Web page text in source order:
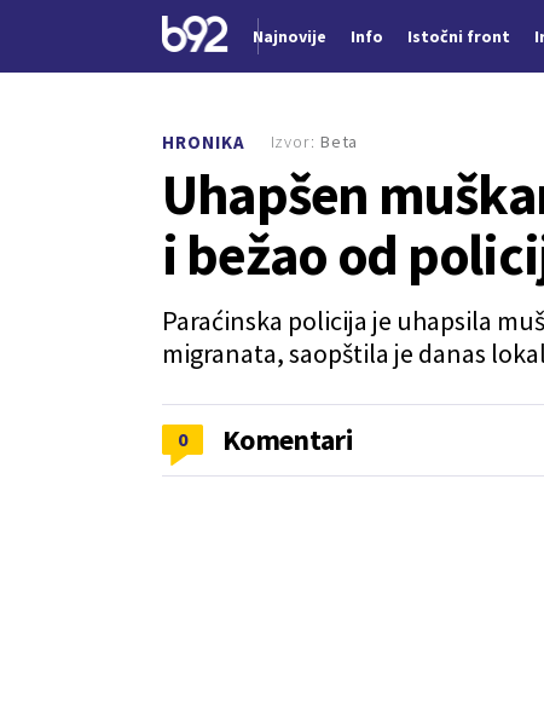
Najnovije Info Istočni front
HRONIKA
Uhapšen
i bežao od
Paraćinska policija je uhapsila
migranata, saopštila je danas
Izvor: Beta
0 Komentari